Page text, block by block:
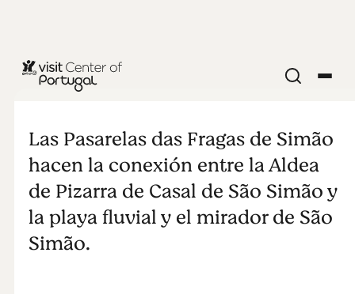
NATURALEZA Y AIRE LIBRE
Pasarelas de
las Fragas de
São Simão
Las Pasarelas das Fragas de Simão
hacen la conexión entre la Aldea
de Pizarra de Casal de São Simão y
la playa fluvial y el mirador de São
Simão.